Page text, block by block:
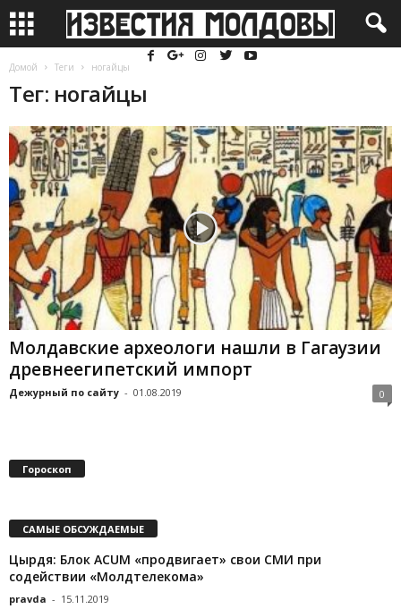
Домой Теги ногайцы
Тег: ногайцы
Молдавские археологи нашли в Гагаузии
древнеегипетский импорт
Дежурный по сайту - 01.08.2019 0
Гороскоп
САМЫЕ ОБСУЖДАЕМЫЕ
Цырдя: Блок ACUM «продвигает» свои СМИ при
содействии «Молдтелекома»
pravda - 15.11.2019